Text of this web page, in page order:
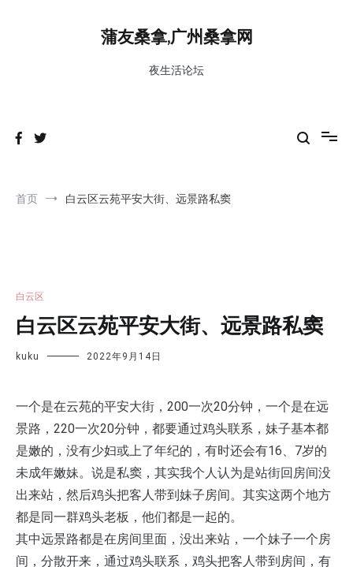
蒲友桑拿,广州桑拿网
夜生活论坛
首页 白云区云苑平安大街、远景路私窦
白云区
白云区云苑平安大街、远景路私窦
kuku 2022年9月14日
一个是在云苑的平安大街，200一次20分钟，一个是在远
景路，220一次20分钟，都要通过鸡头联系，妹子基本都
是嫩的，没有少妇或上了年纪的，有时还会有16、7岁的
未成年嫩妹。说是私窦，其实我个人认为是站街回房间没
出来站，然后鸡头把客人带到妹子房间。其实这两个地方
都是同一群鸡头老板，他们都是一起的。
其中远景路都是在房间里面，没出来站，一个妹子一个房
间，分散开来，通过鸡头联系，鸡头把客人带到房间，有